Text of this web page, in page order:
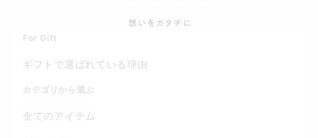
For Gift
ギフトで選ばれている理由
カテゴリから選ぶ
全てのアイテム